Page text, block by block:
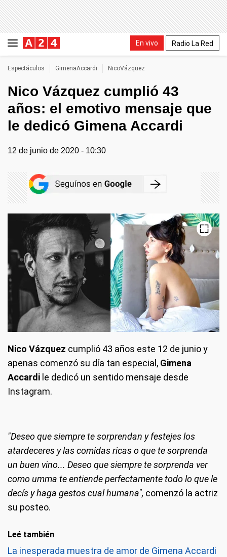
En vivo Radio La Red
Espectáculos GimenaAccardi NicoVázquez
Nico Vázquez cumplió 43
años: el emotivo mensaje que
le dedicó Gimena Accardi
12 de junio de 2020 - 10:30
Nico Vázquez cumplió 43 años este 12 de junio y
apenas comenzó su día tan especial, Gimena
Accardi le dedicó un sentido mensaje desde
Instagram.
"Deseo que siempre te sorprendan y festejes los
atardeceres y las comidas ricas o que te sorprenda
un buen vino... Deseo que siempre te sorprenda ver
como umma te entiende perfectamente todo lo que le
decís y haga gestos cual humana", comenzó la actriz
su posteo.
Leé también
La inesperada muestra de amor de Gimena Accardi